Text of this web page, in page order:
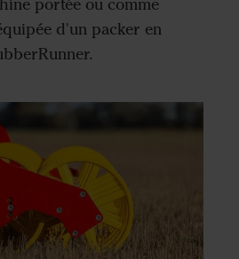
portée ou comme
d'un packer en